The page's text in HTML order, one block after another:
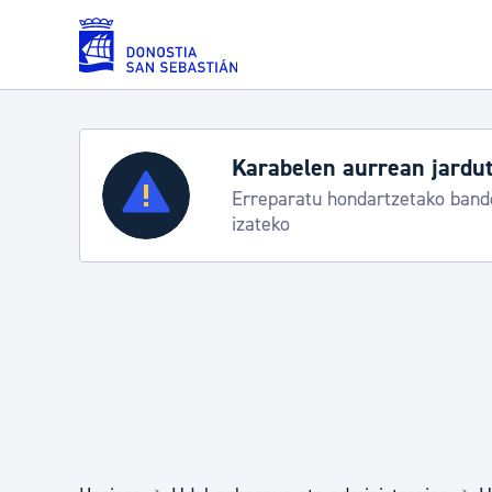
Eduki nagusira joan
Zerbitzuak
Errolda eta gai pertsonalak
Karabelen aurrean
Erreparatu hondartzetako
izateko